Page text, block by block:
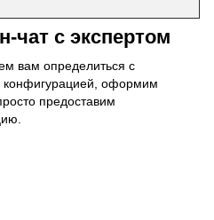
чат с экспертом
вам определиться с
конфигурацией, оформим
предоставим